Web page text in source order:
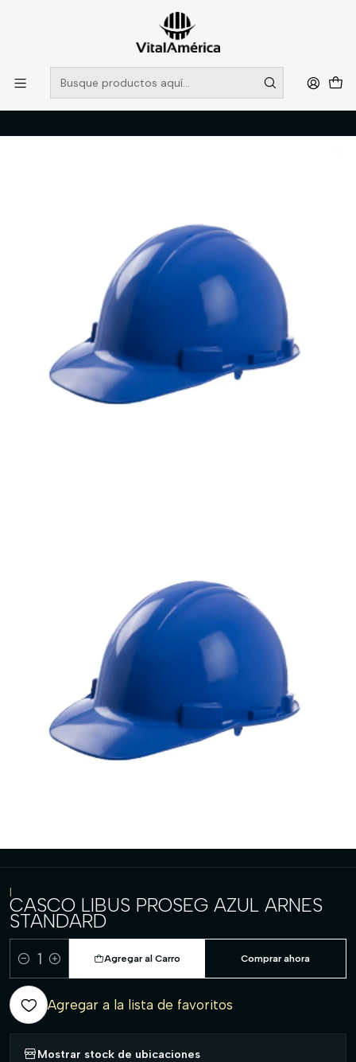
POR SISTEMA FRONTAL SOLO RETIROS EN TIENDA, DESDE
MUCHAS GRACIAS +569 5956 2237
Leer más
Inicio PROTECCION PERSONAL
CRANEO
CASCO LIBUS PROSEG AZUL ARNES STANDARD
|
CASCO LIBUS PROSEG AZUL ARNES
STANDARD
Cantidad
Agregar al Carro Comprar ahora
Agregar a la lista de favoritos
Mostrar stock de ubicaciones